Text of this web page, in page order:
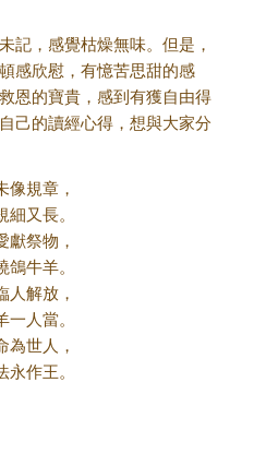
記，感覺枯燥無味。但是，
感欣慰，有憶苦思甜的感
恩的寶貴，感到有獲自由得
己的讀經心得，想與大家分
像規章，
細又長。
獻祭物，
鴿牛羊。
人解放，
一人當。
為世人，
永作王。